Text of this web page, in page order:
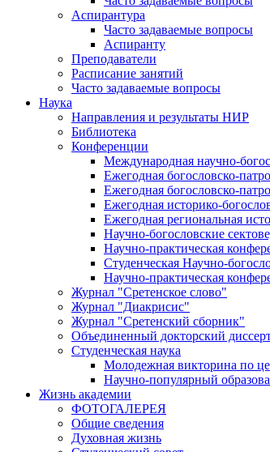
Аспирантура
Часто задаваемые вопросы
Аспиранту
Преподаватели
Расписание занятий
Часто задаваемые вопросы
Наука
Направления и результаты НИР
Библиотека
Конференции
Международная научно-
Ежегодная богословско-
Ежегодная богословско-
Ежегодная историко-
Ежегодная региональная
Научно-богословские
Научно-практическая
Студенческая Научно-
Научно-практическая
Журнал "Сретенское слово"
Журнал "Диакрисис"
Журнал "Сретенский сборник"
Объединенный докторский
Студенческая наука
Молодежная викторина по
Научно-популярный
Жизнь академии
ФОТОГАЛЕРЕЯ
Общие сведения
Духовная жизнь